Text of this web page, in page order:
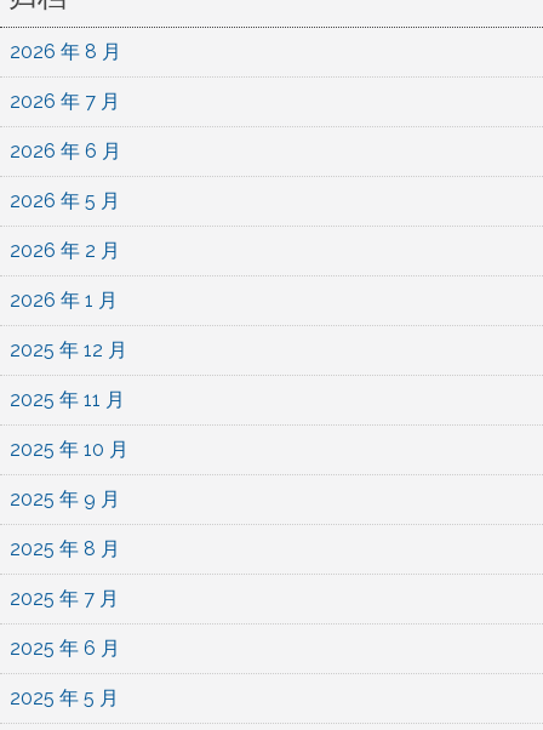
2026 年 8 月
2026 年 7 月
2026 年 6 月
2026 年 5 月
2026 年 2 月
2026 年 1 月
2025 年 12 月
2025 年 11 月
2025 年 10 月
2025 年 9 月
2025 年 8 月
2025 年 7 月
2025 年 6 月
2025 年 5 月